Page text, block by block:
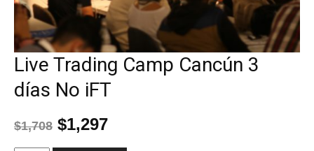
Live Trading Camp Cancún 3
días No iFT
$1,708 $1,297